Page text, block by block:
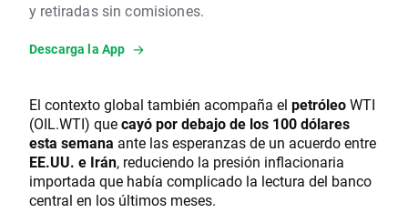
y retiradas sin comisiones.
Descarga la App
El contexto global también acompaña el petróleoWTI
(OIL.WTI) quecayó por debajo de los 100 dólares
esta semana ante las esperanzas de un acuerdo entre
EE.UU. e Irán, reduciendo la presión inflacionaria
importada que había complicado la lectura del banco
central en los últimos meses.